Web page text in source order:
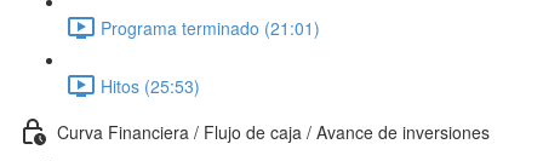
Programa terminado (21:01)
Hitos (25:53)
Curva Financiera / Flujo de caja / Avance de inversiones